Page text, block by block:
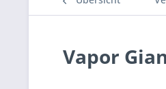
Vapor